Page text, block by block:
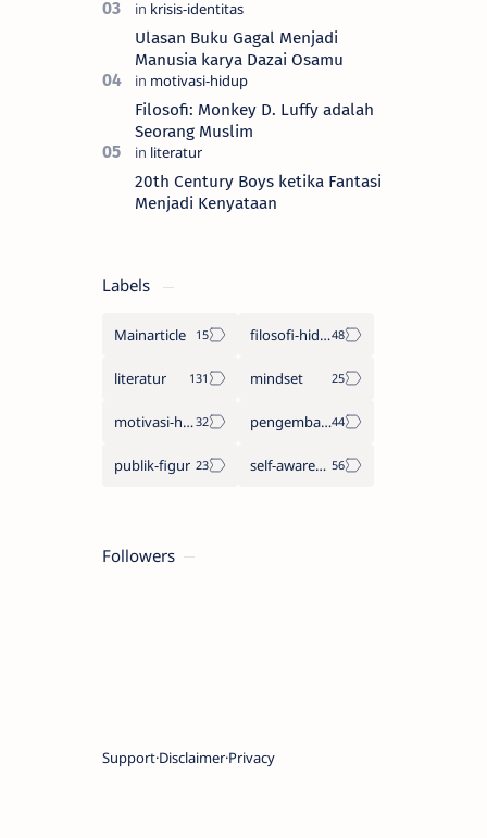
Ulasan Buku Gagal Menjadi
Manusia karya Dazai Osamu
Filosofi: Monkey D. Luffy adalah
Seorang Muslim
20th Century Boys ketika Fantasi
Menjadi Kenyataan
Labels
Mainarticle filosofi-hidup
literatur mindset
motivasi-hidup pengembangan-diri
publik-figur self-awareness
Followers
Support Disclaimer Privacy